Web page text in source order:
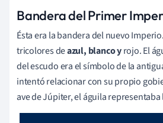
Bandera del Primer
Ésta era la bandera del nuevo
tricolores deazul, blanco yrojo. El
del escudo era el símbolo de la
intentó relacionar con su propio
ave de Júpiter, el águila representaba